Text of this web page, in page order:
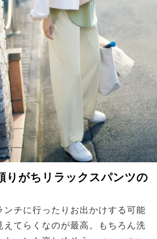
りがちリラックスパンツの
チに行ったりお出かけする可能
てらくなのが最高。もちろん洗